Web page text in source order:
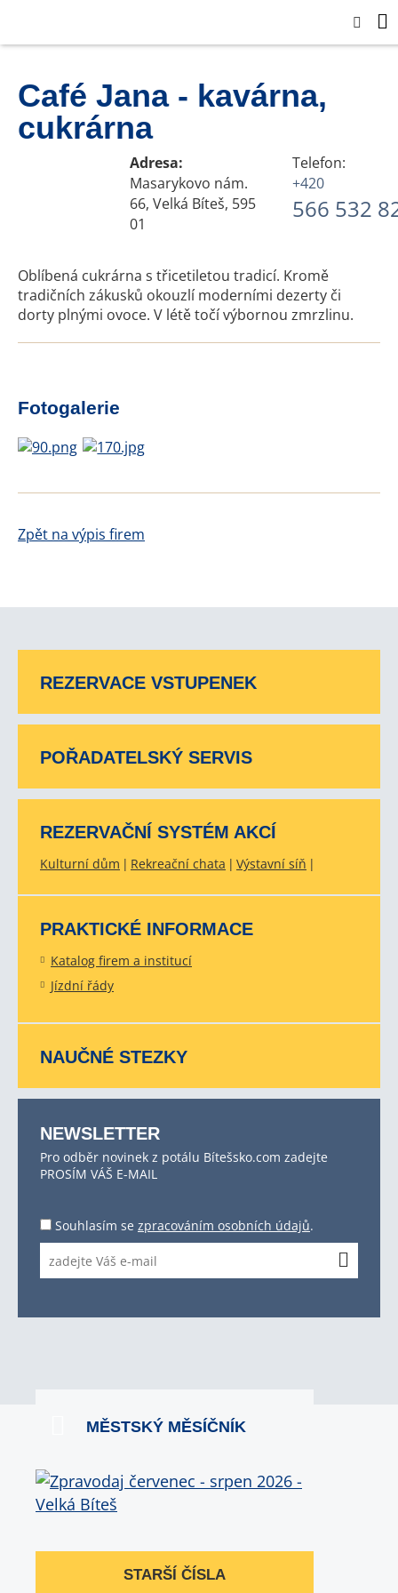
Café Jana - kavárna,
cukrárna
Adresa:
Masarykovo nám.
66, Velká Bíteš, 595
01
Telefon:
+420
566 532
Oblíbená cukrárna s třicetiletou tradicí. Kromě
tradičních zákusků okouzlí moderními dezerty či
dorty plnými ovoce. V létě točí výbornou zmrzlinu.
Fotogalerie
Zpět na výpis firem
REZERVACE VSTUPENEK
POŘADATELSKÝ SERVIS
REZERVAČNÍ SYSTÉM AKCÍ
Kulturní dům Rekreační chata Výstavní síň
PRAKTICKÉ INFORMACE
Katalog firem a institucí
Jízdní řády
NAUČNÉ STEZKY
NEWSLETTER
Pro odběr novinek z potálu Bítešsko.com zadejte
PROSÍM VÁŠ E-MAIL
Souhlasím se zpracováním osobních údajů.
MĚSTSKÝ MĚSÍČNÍK
STARŠÍ ČÍSLA